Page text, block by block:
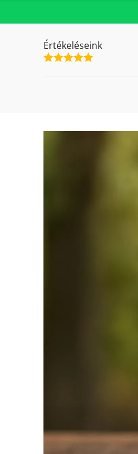
Értékeléseink